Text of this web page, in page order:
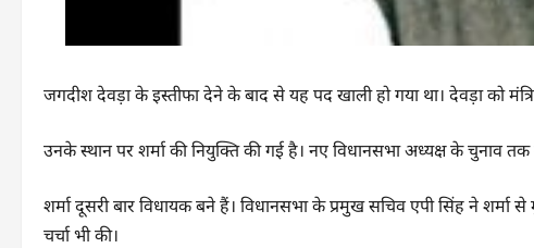
जगदीश देवड़ा के इस्तीफा देने के बाद से यह पद खाली हो गया था। देवड़ा को
उनके स्थान पर शर्मा की नियुक्ति की गई है। नए विधानसभा अध्यक्ष के चुनाव तक
शर्मा दूसरी बार विधायक बने हैं। विधानसभा के प्रमुख सचिव एपी सिंह ने
चर्चा भी की।